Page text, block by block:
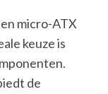
micro-ATX
keuze is
de